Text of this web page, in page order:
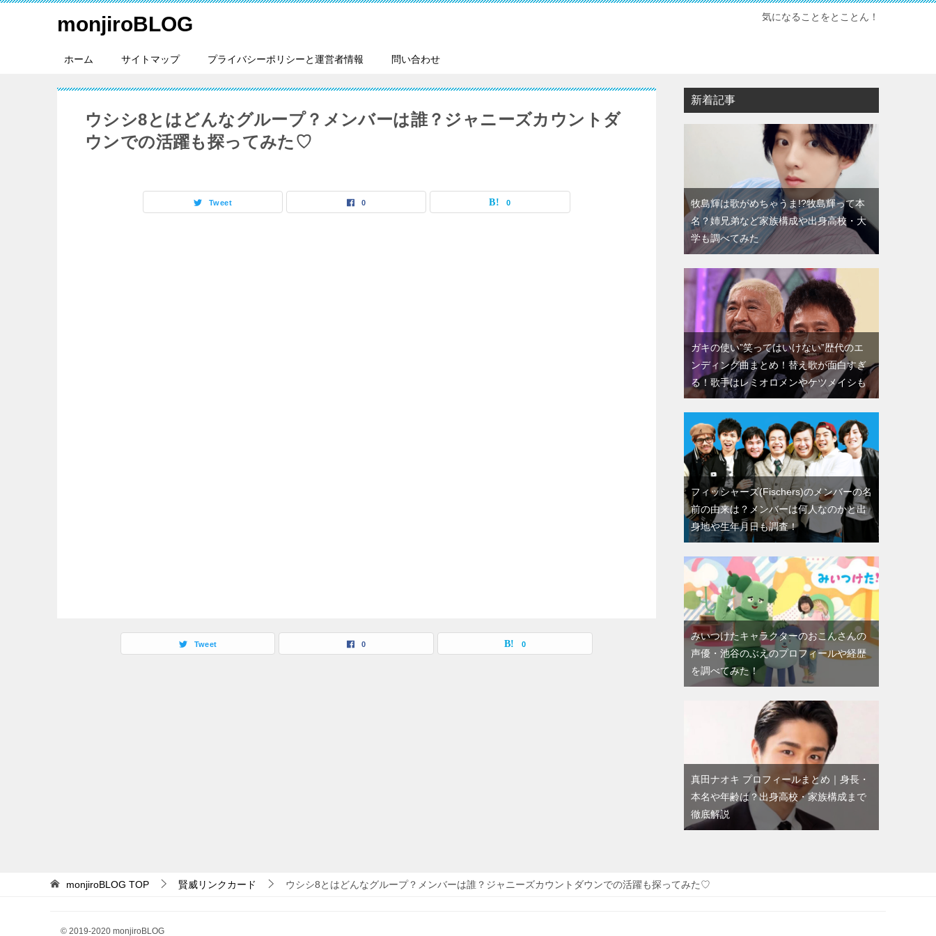
monjiroBLOG 気になることをとことん！
ホーム サイトマップ プライバシーポリシーと運営者情報 問い合わせ
ウシシ8とはどんなグループ？メンバーは誰？ジャニーズカウントダ
ウンでの活躍も探ってみた♡
Tweet 0 0
Tweet 0 0
新着記事
牧島輝は歌がめちゃうま!?牧島輝って本
名？姉兄弟など家族構成や出身高校・大
学も調べてみた
ガキの使い”笑ってはいけない”歴代のエ
ンディング曲まとめ！替え歌が面白すぎ
る！歌手はレミオロメンやケツメイシも
フィッシャーズ(Fischers)のメンバーの名
前の由来は？メンバーは何人なのかと出
身地や生年月日も調査！
みいつけたキャラクターのおこんさんの
声優・池谷のぶえのプロフィールや経歴
を調べてみた！
真田ナオキ プロフィールまとめ｜身長・
本名や年齢は？出身高校・家族構成まで
徹底解説
monjiroBLOG TOP 賢威リンクカード ウシシ8とはどんなグループ？メンバーは誰？ジャニーズカウントダウンでの活躍も探ってみた♡
© 2019-2020 monjiroBLOG